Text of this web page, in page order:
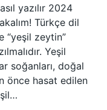
yazılır 2024
Türkçe dil
“yeşil zeytin”
Yeşil
soğanları, doğal
önce hasat edilen